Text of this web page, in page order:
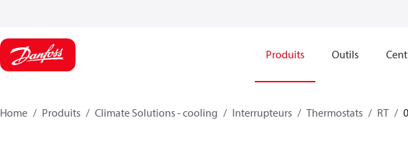
Produits Outils
Home Produits Climate Solutions - cooling Interrupteurs Thermostats RT